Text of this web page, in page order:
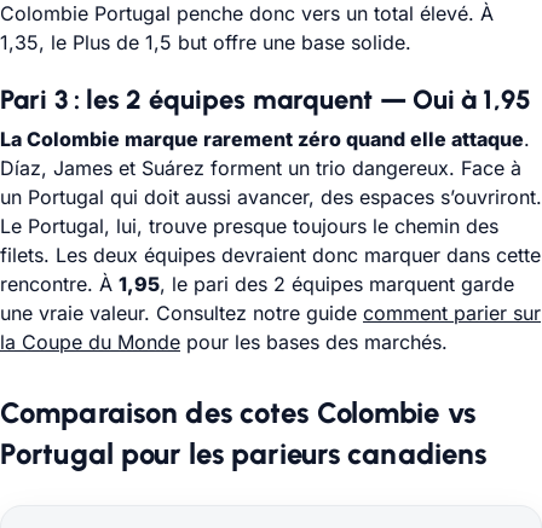
Colombie Portugal penche donc vers un total élevé. À
1,35, le Plus de 1,5 but offre une base solide.
Pari 3 : les 2 équipes marquent — Oui à 1,95
La Colombie marque rarement zéro quand elle attaque.
Díaz, James et Suárez forment un trio dangereux. Face à
un Portugal qui doit aussi avancer, des espaces s’ouvriront.
Le Portugal, lui, trouve presque toujours le chemin des
filets. Les deux équipes devraient donc marquer dans cette
rencontre. À 1,95, le pari des 2 équipes marquent garde
une vraie valeur. Consultez notre guide comment parier sur
la Coupe du Monde pour les bases des marchés.
Comparaison des cotes Colombie vs
Portugal pour les parieurs canadiens